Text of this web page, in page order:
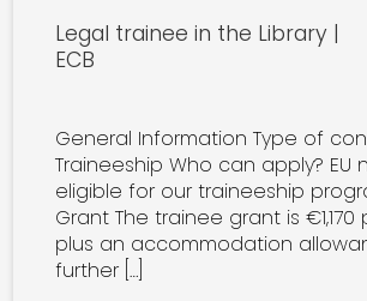
Legal trainee in the Library |
ECB
General Information Type of
Traineeship Who can apply? EU
eligible for our traineeship
Grant The trainee grant is
plus an accommodation
further […]